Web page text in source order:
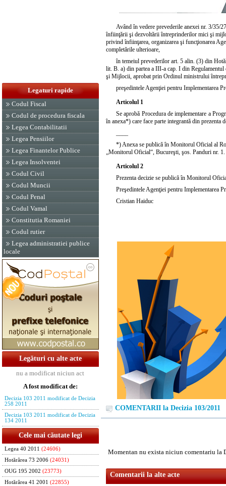
Legaturi rapide
Codul Fiscal
Codul de procedura fiscala
Legea Contabilitatii
Legea Pensiilor
Legea Finantelor Publice
Legea Insolventei
Codul Civil
Codul Muncii
Codul Penal
Codul Vamal
Constitutia Romaniei
Codul rutier
Legea administratiei publice
locale
Legături cu alte acte
nu a modificat niciun act
A fost modificat de:
Decizia 103 2011 modificat de Decizia
258 2011
Decizia 103 2011 modificat de Decizia
134 2011
Cele mai căutate legi
Legea 40 2011 (24606)
Hotărârea 73 2006 (24031)
OUG 195 2002 (23773)
Hotărârea 41 2001 (22855)
Având în vedere prevederile anexei nr. 3/35/
înfiinţării şi dezvoltării întreprinderilor mici şi
privind înfiinţarea, organizarea şi funcţionarea
completările ulterioare,
în temeiul prevederilor art. 5 alin. (3) din
lit. B. a) din partea a III-a cap. I din
şi Mijlocii, aprobat prin Ordinul ministrului
preşedintele Agenţiei pentru Implementarea
Articolul 1
Se aprobă Procedura de implementare a
în anexa*) care face parte integrantă din prezenta
*) Anexa se publică în Monitorul Oficial al
„Monitorul Oficial“, Bucureşti, şos. Panduri nr. 1.
Articolul 2
Prezenta decizie se publică în Monitorul
Preşedintele Agenţiei pentru
Cristian Haiduc
COMENTARII la Decizia 103/2011
Momentan nu exista niciun comentariu la
Comentarii la alte acte